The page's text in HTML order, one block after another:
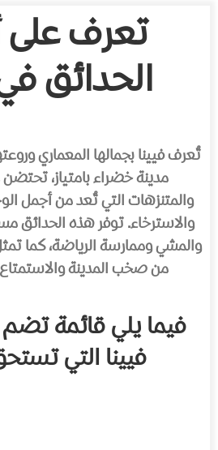
تعرف
الحدائق
تُعرف فيينا بجمالها المعماري
مدينة خضراء بامتياز،
والمتنزهات التي تُعد من أجمل
والاسترخاء. توفر هذه الحدائق
والمشي وممارسة الرياضة، كما
من صخب المدينة والاستمتاع
فيما يلي قائمة
فيينا التي